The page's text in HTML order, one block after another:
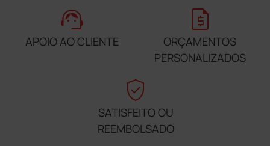
support_agent
APOIO AO CLIENTE
request_quote
ORÇAMENTOS
PERSONALIZADOS
verified_user
SATISFEITO OU
REEMBOLSADO